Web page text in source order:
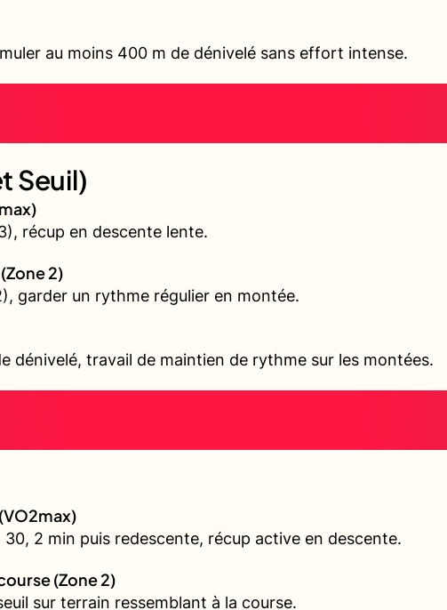
au moins 400 m de dénivelé sans effort intense.
Seuil)
récup en descente lente.
2)
garder un rythme régulier en montée.
dénivelé, travail de maintien de rythme sur les montées.
30, 2 min puis redescente, récup active en descente.
(Zone 2)
sur terrain ressemblant à la course.